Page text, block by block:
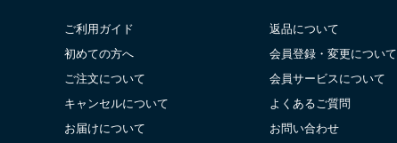
ご利用ガイド
初めての方へ
ご注文について
キャンセルについて
お届けについて
返品について
会員登録・変更について
会員サービスについて
よくあるご質問
お問い合わせ